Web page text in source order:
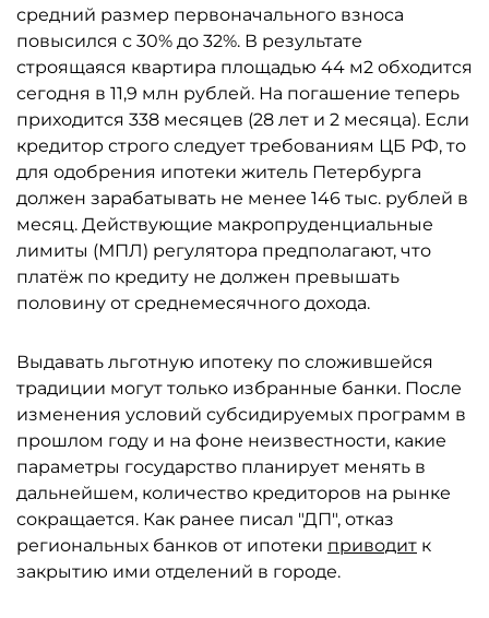
средний размер первоначального взноса
повысился с 30% до 32%. В результате
строящаяся квартира площадью 44 м2 обходится
сегодня в 11,9 млн рублей. На погашение теперь
приходится 338 месяцев (28 лет и 2 месяца). Если
кредитор строго следует требованиям ЦБ РФ, то
для одобрения ипотеки житель Петербурга
должен зарабатывать не менее 146 тыс. рублей в
месяц. Действующие макропруденциальные
лимиты (МПЛ) регулятора предполагают, что
платёж по кредиту не должен превышать
половину от среднемесячного дохода.
Выдавать льготную ипотеку по сложившейся
традиции могут только избранные банки. После
изменения условий субсидируемых программ в
прошлом году и на фоне неизвестности, какие
параметры государство планирует менять в
дальнейшем, количество кредиторов на рынке
сокращается. Как ранее писал "ДП", отказ
региональных банков от ипотеки приводит к
закрытию ими отделений в городе.